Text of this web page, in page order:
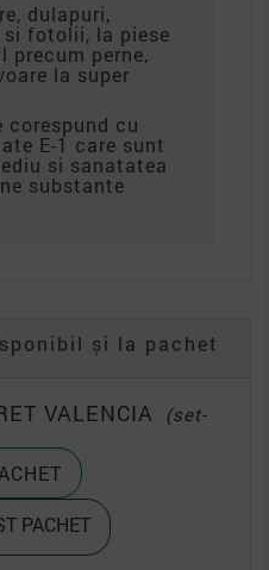
dulapuri,
fotolii, la piese
precum perne,
la super
cu
E-1 care sunt
si sanatatea
substante
și la pachet
VALENCIA
(set-
PACHET